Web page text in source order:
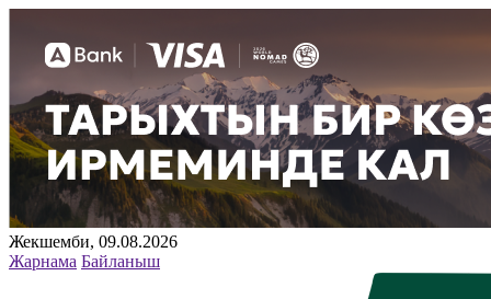
Жекшемби, 09.08.2026
Жарнама Байланыш